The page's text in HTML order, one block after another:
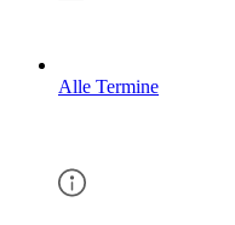
Alle Termine